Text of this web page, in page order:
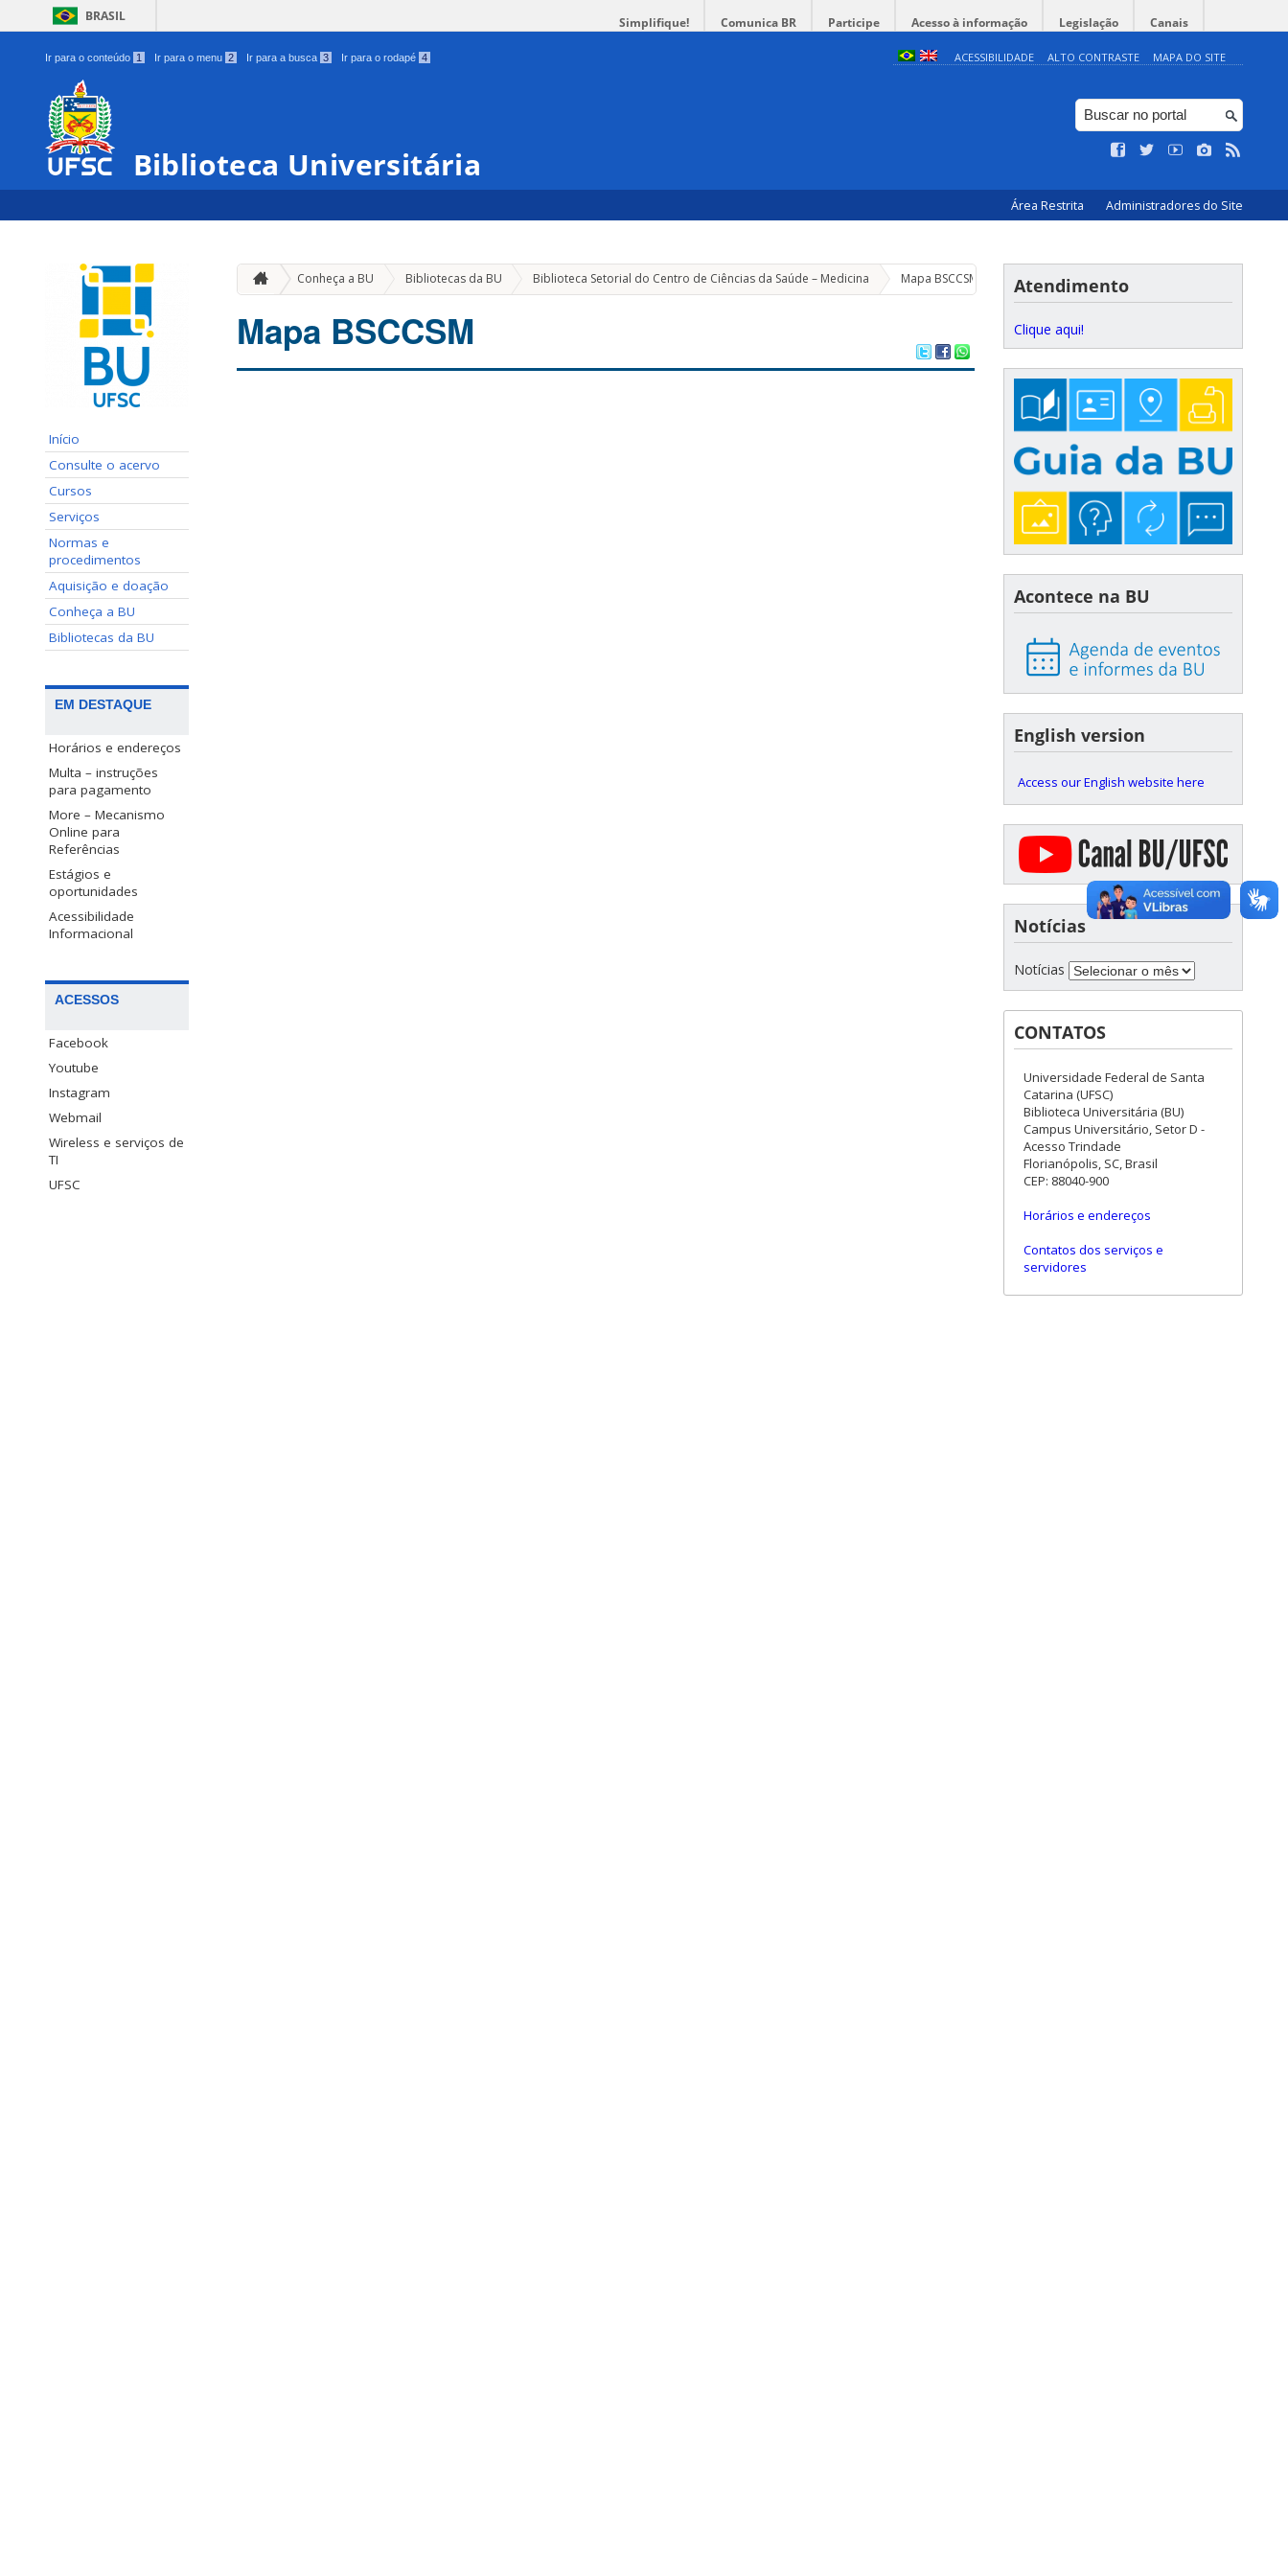
BRASIL Simplifique! Comunica BR Participe Acesso à informação Legislação Canais
Ir para o conteúdo 1 Ir para o menu 2 Ir para a busca 3 Ir para o rodapé 4 ACESSIBILIDADE ALTO CONTRASTE MAPA DO SITE
Biblioteca Universitária
Área Restrita Administradores do Site
Início
Consulte o acervo
Cursos
Serviços
Normas e
procedimentos
Aquisição e doação
Conheça a BU
Bibliotecas da BU
EM DESTAQUE
Horários e endereços
Multa – instruções
para pagamento
More – Mecanismo
Online para
Referências
Estágios e
oportunidades
Acessibilidade
Informacional
ACESSOS
Facebook
Youtube
Instagram
Webmail
Wireless e serviços de
TI
UFSC
Conheça a BU Bibliotecas da BU Biblioteca Setorial do Centro de Ciências da Saúde – Medicina Mapa BSCCSM
Mapa BSCCSM
Atendimento
Clique aqui!
Acontece na BU
English version
Access our English website here
Notícias
Notícias
CONTATOS
Universidade Federal de Santa
Catarina (UFSC)
Biblioteca Universitária (BU)
Campus Universitário, Setor D -
Acesso Trindade
Florianópolis, SC, Brasil
CEP: 88040-900
Horários e endereços
Contatos dos serviços e
servidores